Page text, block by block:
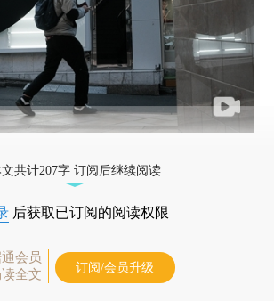
共计207字 订阅后继续阅读
后获取已订阅的阅读权限
会员
全文
订阅/会员升级